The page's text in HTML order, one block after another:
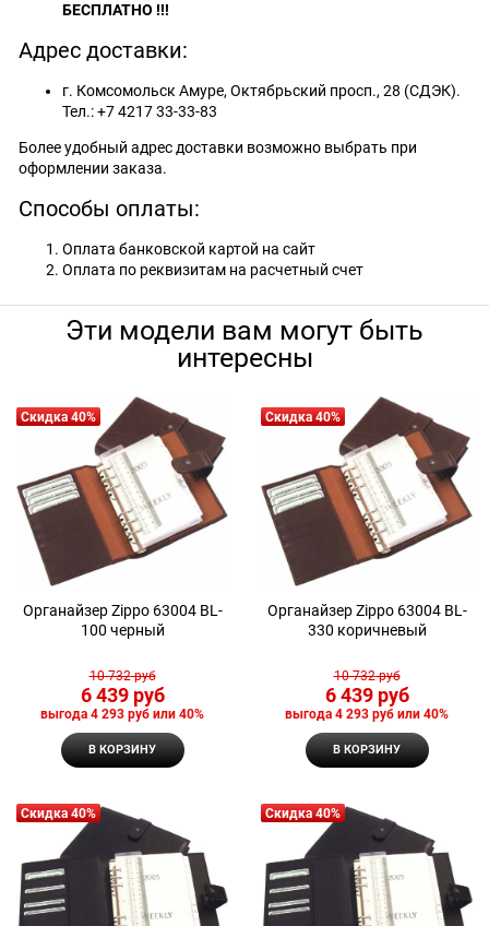
БЕСПЛАТНО !!!
Адрес доставки:
г. Комсомольск Амуре, Октябрьский просп., 28 (СДЭК).
Тел.: +7 4217 33-33-83
Более удобный адрес доставки возможно выбрать при
оформлении заказа.
Способы оплаты:
Оплата банковской картой на сайт
Оплата по реквизитам на расчетный счет
Эти модели вам могут быть
интересны
Скидка 40%
Органайзер Zippo 63004 BL-
100 черный
10 732 руб
6 439 руб
выгода 4 293 руб или 40%
В КОРЗИНУ
Скидка 40%
Органайзер Zippo 63004 BL-
330 коричневый
10 732 руб
6 439 руб
выгода 4 293 руб или 40%
В КОРЗИНУ
Скидка 40% Скидка 40%